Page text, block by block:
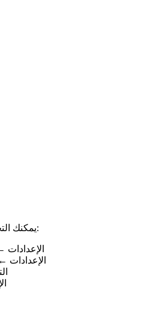
يمكنك التحكم في ملفات الارتباط و/أو حذفها من خلال إعدادات متصفحك: